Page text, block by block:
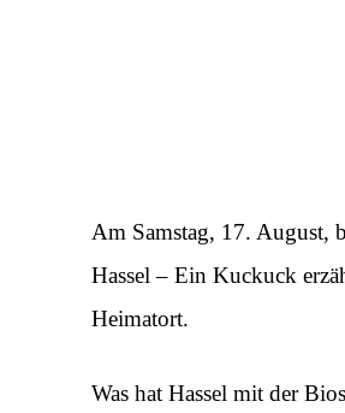
Am Samstag, 17. August,
Hassel – Ein Kuckuck
Heimatort.
Was hat Hassel mit der